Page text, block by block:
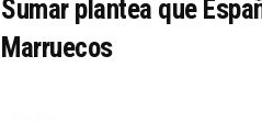
Sumar plantea que
Marruecos